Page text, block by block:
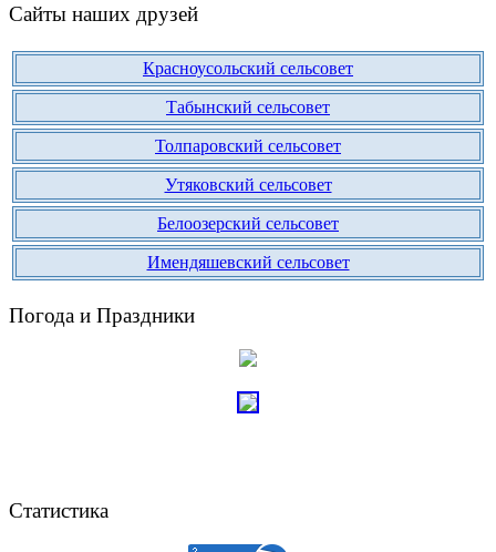
Сайты наших друзей
Красноусольский сельсовет
Табынский сельсовет
Толпаровский сельсовет
Утяковский сельсовет
Белоозерский сельсовет
Имендяшевский сельсовет
Погода и Праздники
Статистика